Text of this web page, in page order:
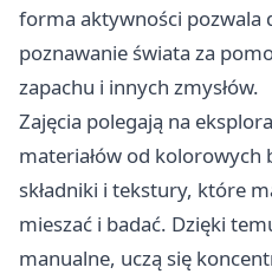
forma aktywności pozwala
poznawanie świata za
zapachu i innych zmysłów.
Zajęcia polegają na
materiałów od
składniki i tekstury, które
mieszać i badać. Dzięki
manualne, uczą się